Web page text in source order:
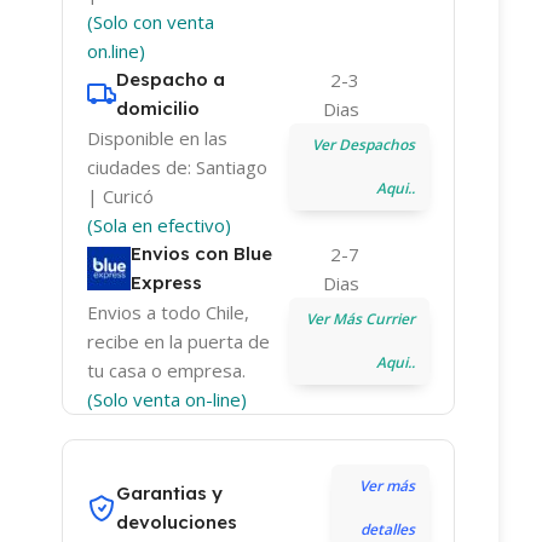
(Solo con venta
on.line)
Despacho a
domicilio
Disponible en las
ciudades de: Santiago
| Curicó
(Sola en efectivo)
2-3
Dias
Ver Despachos
Aqui..
Envios con Blue
Express
Envios a todo Chile,
recibe en la puerta de
tu casa o empresa.
(Solo venta on-line)
2-7
Dias
Ver Más Currier
Aqui..
Garantias y
devoluciones
Ver más
detalles